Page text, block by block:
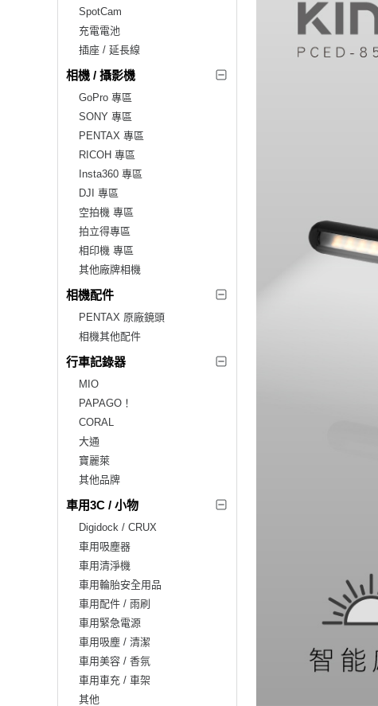
SpotCam
充電電池
插座 / 延長線
相機 / 攝影機
GoPro 專區
SONY 專區
PENTAX 專區
RICOH 專區
Insta360 專區
DJI 專區
空拍機 專區
拍立得專區
相印機 專區
其他廠牌相機
相機配件
PENTAX 原廠鏡頭
相機其他配件
行車記錄器
MIO
PAPAGO！
CORAL
大通
寶麗萊
其他品牌
車用3C / 小物
Digidock / CRUX
車用吸塵器
車用清淨機
車用輪胎安全用品
車用配件 / 雨刷
車用緊急電源
車用吸塵 / 清潔
車用美容 / 香氛
車用車充 / 車架
其他